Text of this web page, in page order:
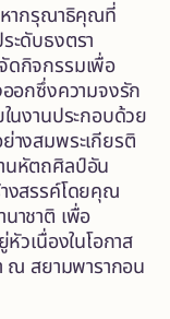
หากรุณาธิคุณที่
ะดับธงตรา
ดกิจกรรมเพื่อ
อกซึ่งความจงรัก
นงานประกอบด้วย
างสมพระเกียรติ
นหัตถศิลป์อัน
งสรรค์โดยคุณ
าชาติ เพื่อ
วเนื่องในโอกาส
ณ สยามพารากอน